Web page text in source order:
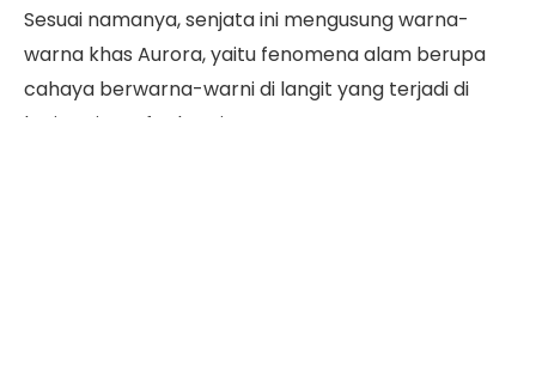
Sesuai namanya, senjata ini mengusung warna-
warna khas Aurora, yaitu fenomena alam berupa
cahaya berwarna-warni di langit yang terjadi di
lapisan ionosfer bumi.